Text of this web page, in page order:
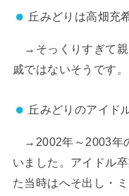
丘みどりは高畑充
→そっくりすぎて親
戚ではないそうです。
丘みどりのアイド
→2002年～2003年
いました。アイドル
た当時はへそ出し・